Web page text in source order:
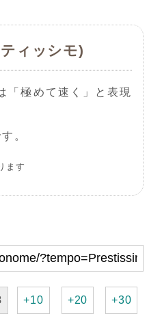
ィッシモ)
「極めて速く」と表現
。
ます
+10 +20 +30